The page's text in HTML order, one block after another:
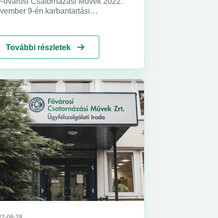
9-én karbantartási
az új Petőfi lakótelepen.
További részletek